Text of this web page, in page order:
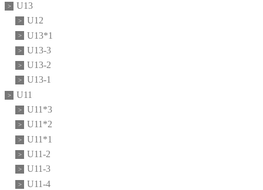
U13
U12
U13*1
U13-3
U13-2
U13-1
U11
U11*3
U11*2
U11*1
U11-2
U11-3
U11-4